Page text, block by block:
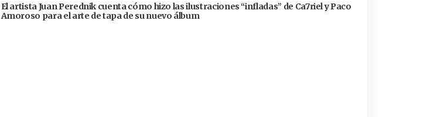
El artista Juan Perednik cuenta cómo hizo las ilustraciones “infladas” de Ca7riel y Paco
Amoroso para el arte de tapa de su nuevo álbum